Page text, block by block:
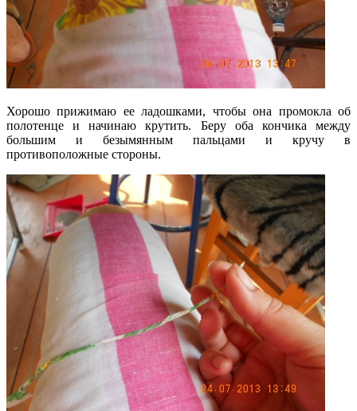
Хорошо прижимаю ее ладошками, чтобы она промокла об
полотенце и начинаю крутить. Беру оба кончика между
большим и безымянным пальцами и кручу в
противоположные стороны.